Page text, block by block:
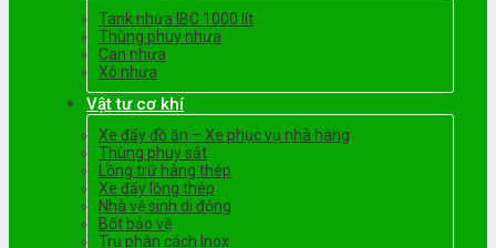
Tank nhựa IBC 1000 lít
Thùng phuy nhựa
Can nhựa
Xô nhựa
Vật tư cơ khí
Xe đẩy đồ ăn – Xe phục vụ nhà hàng
Thùng phuy sắt
Lồng trữ hàng thép
Xe đẩy lồng thép
Nhà vệ sinh di động
Bốt bảo vệ
Trụ phân cách Inox